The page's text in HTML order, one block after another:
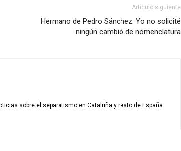
Artículo siguiente
Hermano de Pedro Sánchez: Yo no solicité
ningún cambió de nomenclatura
sobre el separatismo en Cataluña y resto de España.